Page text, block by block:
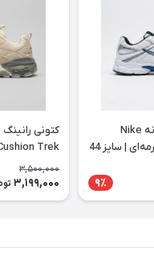
کتونی رانینگ مردانه Nike
Initiator سفید سرمه‌ای | سایز 44
9٪
استفاده روزانه
3,500,000
3,199,000